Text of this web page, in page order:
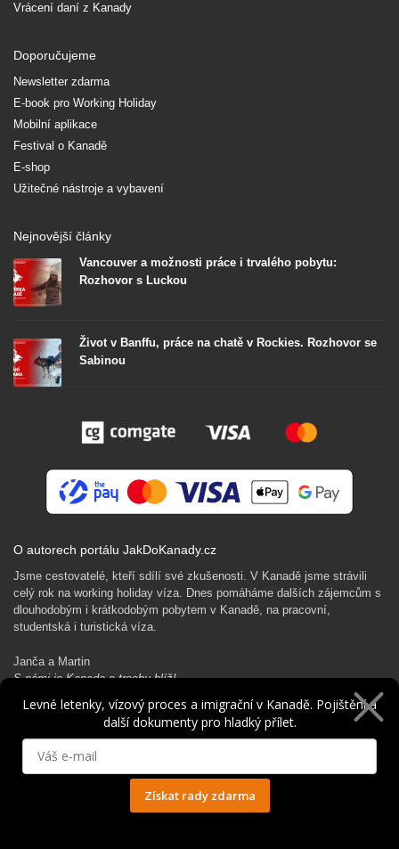
Vrácení daní z Kanady
Doporučujeme
Newsletter zdarma
E-book pro Working Holiday
Mobilní aplikace
Festival o Kanadě
E-shop
Užitečné nástroje a vybavení
Nejnovější články
Vancouver a možnosti práce i trvalého pobytu:
Rozhovor s Luckou
Život v Banffu, práce na chatě v Rockies. Rozhovor se
Sabinou
O autorech portálu JakDoKanady.cz
Jsme cestovatelé, kteří sdílí své zkušenosti. V Kanadě jsme strávili
celý rok na working holiday víza. Dnes pomáháme dalších zájemcům s
dlouhodobým i krátkodobým pobytem v Kanadě, na pracovní,
studentská i turistická víza.
Janča a Martin
S námi je Kanada o trochu blíž!
Rádi Ti pomůžeme s kanadským dobrodružstvím…
Levné letenky, vízový proces a imigrační v Kanadě. Pojištění a
další dokumenty pro hladký přílet.
Získat rady zdarma